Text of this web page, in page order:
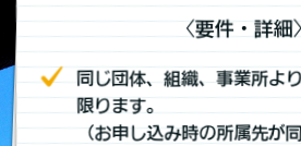
〈要件・詳細
同じ団体、組織、事業所よ
限ります。
（お申し込み時の所属先が